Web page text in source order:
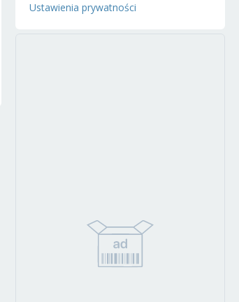
Ustawienia prywatności